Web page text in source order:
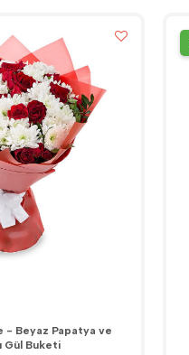
- Beyaz Papatya ve
Gül Buketi